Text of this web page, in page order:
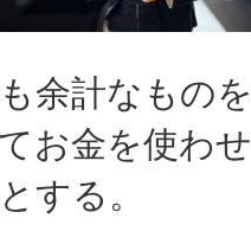
余計なものを
お金を使わせ
する。